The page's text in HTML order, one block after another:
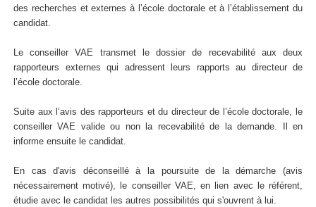
des recherches et externes à l’école doctorale et à l’établissement du
candidat.
Le conseiller VAE transmet le dossier de recevabilité aux deux
rapporteurs externes qui adressent leurs rapports au directeur de
l’école doctorale.
Suite aux l’avis des rapporteurs et du directeur de l’école doctorale, le
conseiller VAE valide ou non la recevabilité de la demande. Il en
informe ensuite le candidat.
En cas d'avis déconseillé à la poursuite de la démarche (avis
nécessairement motivé), le conseiller VAE, en lien avec le référent,
étudie avec le candidat les autres possibilités qui s'ouvrent à lui.